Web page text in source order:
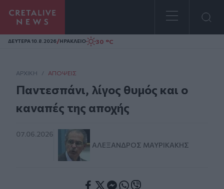
Homepage
ΔΕΥΤΕΡΑ 10.8.2026/ΗΡΑΚΛΕΙΟ 30 °C
ΑΡΧΙΚΗ / ΑΠΌΨΕΙΣ
Παντεσπάνι, λίγος θυμός και ο
καναπές της αποχής
07.06.2026
ΑΛΈΞΑΝΔΡΟΣ ΜΑΥΡΙΚΆΚΗΣ